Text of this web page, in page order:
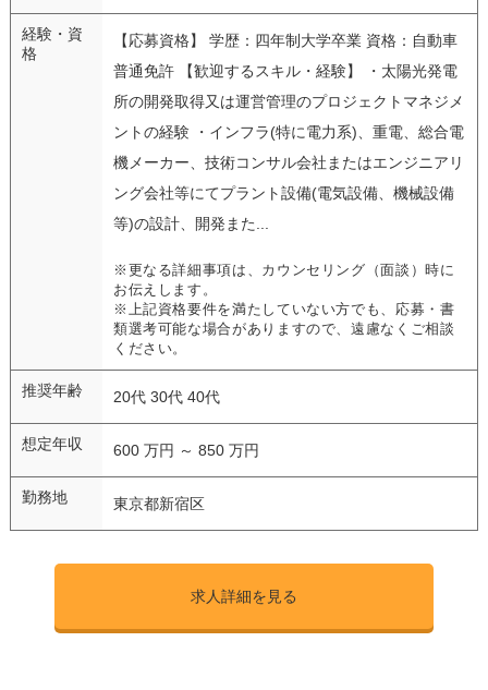
経験・資
格
【応募資格】 学歴：四年制大学卒業 資格：自動車
普通免許 【歓迎するスキル・経験】 ・太陽光発電
所の開発取得又は運営管理のプロジェクトマネジメ
ントの経験 ・インフラ(特に電力系)、重電、総合電
機メーカー、技術コンサル会社またはエンジニアリ
ング会社等にてプラント設備(電気設備、機械設備
等)の設計、開発また...
※更なる詳細事項は、カウンセリング（面談）時に
お伝えします。
※上記資格要件を満たしていない方でも、応募・書
類選考可能な場合がありますので、遠慮なくご相談
ください。
推奨年齢 20代 30代 40代
想定年収 600 万円 ～ 850 万円
勤務地 東京都新宿区
求人詳細を見る